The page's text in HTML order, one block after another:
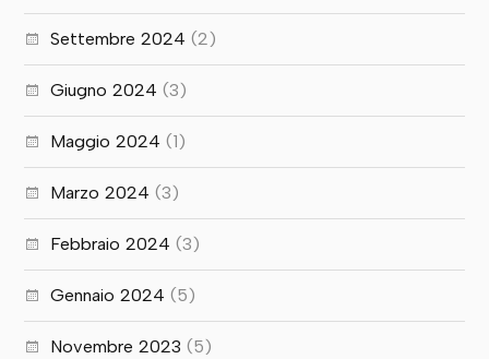
Settembre 2024 (2)
Giugno 2024 (3)
Maggio 2024 (1)
Marzo 2024 (3)
Febbraio 2024 (3)
Gennaio 2024 (5)
Novembre 2023 (5)